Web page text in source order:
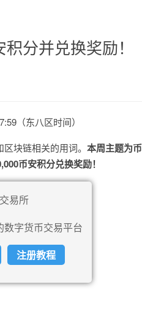
分并兑换奖励！
（东八区时间）
块链相关的用词。 本周主题为
币安积分兑换奖励！
易所
字货币交易平台
注册教程